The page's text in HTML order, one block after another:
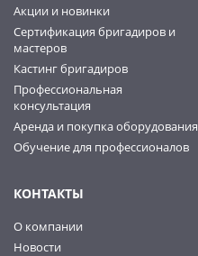
Акции и новинки
Сертификация бригадиров и
мастеров
Кастинг бригадиров
Профессиональная
консультация
Аренда и покупка оборудования
Обучение для профессионалов
КОНТАКТЫ
О компании
Новости